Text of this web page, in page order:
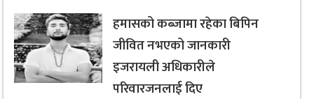
हमासको कब्जामा रहेका बिपिन
जीवित नभएको जानकारी
इजरायली अधिकारीले
परिवारजनलाई दिए